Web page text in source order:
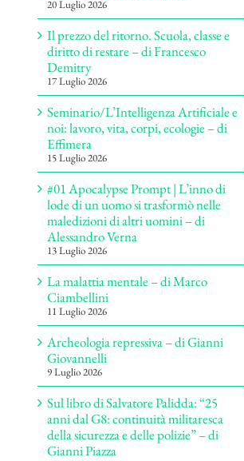
20 Luglio 2026
Il prezzo del ritorno. Scuola, classe e
diritto di restare – di Francesco
Demitry
17 Luglio 2026
Seminario/L’Intelligenza Artificiale e
noi: lavoro, vita, corpi, ecologie – di
Effimera
15 Luglio 2026
#01 Apocalypse Prompt | L’inno di
lode di un uomo si trasformò nelle
maledizioni di altri uomini – di
Alessandro Verna
13 Luglio 2026
La malattia mentale – di Marco
Ciambellini
11 Luglio 2026
Archeologia repressiva – di Gianni
Giovannelli
9 Luglio 2026
Sul libro di Salvatore Palidda: “25
anni dal G8: continuità militaresca
della sicurezza e delle polizie” – di
Gianni Piazza